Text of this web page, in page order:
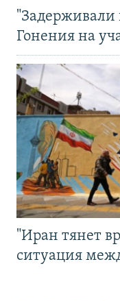
Гонения на
"Иран тянет
ситуация